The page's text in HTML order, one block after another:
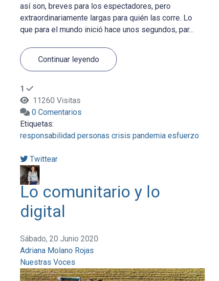
así son, breves para los espectadores, pero
extraordinariamente largas para quién las corre. Lo
que para el mundo inició hace unos segundos, par...
Continuar leyendo
1
11260 Visitas
0 Comentarios
Etiquetas:
responsabilidad personas crisis pandemia esfuerzo
Twittear
Lo comunitario y lo
digital
Sábado, 20 Junio 2020
Adriana Molano Rojas
Nuestras Voces